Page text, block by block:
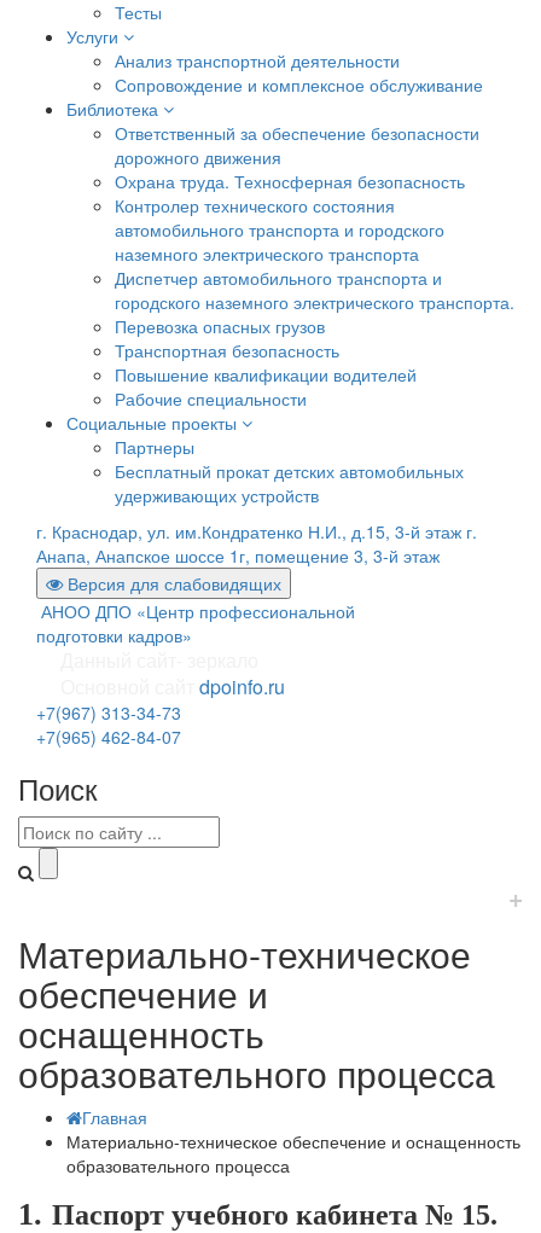
Тесты
Услуги
Анализ транспортной деятельности
Сопровождение и комплексное обслуживание
Библиотека
Ответственный за обеспечение безопасности
дорожного движения
Охрана труда. Техносферная безопасность
Контролер технического состояния
автомобильного транспорта и городского
наземного электрического транспорта
Диспетчер автомобильного транспорта и
городского наземного электрического транспорта.
Перевозка опасных грузов
Транспортная безопасность
Повышение квалификации водителей
Рабочие специальности
Социальные проекты
Партнеры
Бесплатный прокат детских автомобильных
удерживающих устройств
г. Краснодар, ул. им.Кондратенко Н.И., д.15, 3-й этаж г.
Анапа, Анапское шоссе 1г, помещение 3, 3-й этаж
Версия для слабовидящих
АНОО ДПО «Центр профессиональной
подготовки кадров»
dpoinfo.ru
+7(967) 313-34-73
+7(965) 462-84-07
Поиск
+
Материально-техническое
обеспечение и
оснащенность
образовательного процесса
Главная
Материально-техническое обеспечение и оснащенность
образовательного процесса
1. Паспорт учебного кабинета № 15.